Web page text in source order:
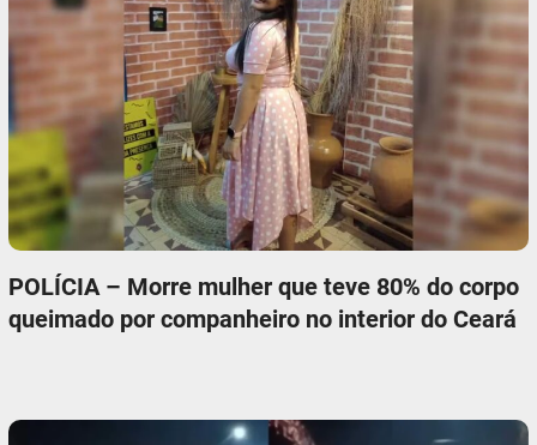
POLÍCIA – Morre mulher que teve 80% do corpo
queimado por companheiro no interior do Ceará